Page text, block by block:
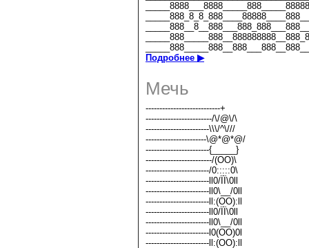
Подробнее ▶
Мечь
---------------------------+
------------------------/\/@\/\
-----------------------\\\/^\///
----------------------\@*@*@/
-----------------------{_____}
------------------------/(OO)\
-----------------------/0:::::0\
-----------------------ll0/ЇЇ\0ll
-----------------------ll0\__/0ll
-----------------------ll:(OO):ll
-----------------------ll0/ЇЇ\0ll
-----------------------ll0\__/0ll
-----------------------l0(OO)0l
-----------------------ll:(OO):ll